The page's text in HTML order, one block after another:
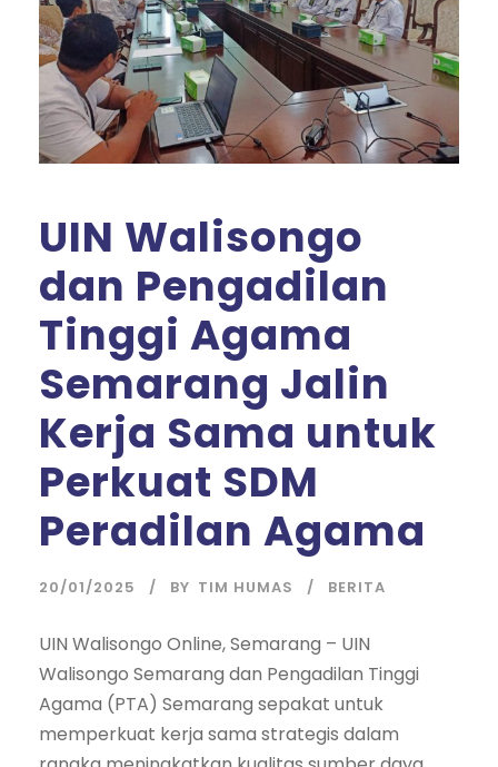
UIN Walisongo
dan Pengadilan
Tinggi Agama
Semarang Jalin
Kerja Sama untuk
Perkuat SDM
Peradilan Agama
20/01/2025 BY TIM HUMAS BERITA
UIN Walisongo Online, Semarang – UIN
Walisongo Semarang dan Pengadilan Tinggi
Agama (PTA) Semarang sepakat untuk
memperkuat kerja sama strategis dalam